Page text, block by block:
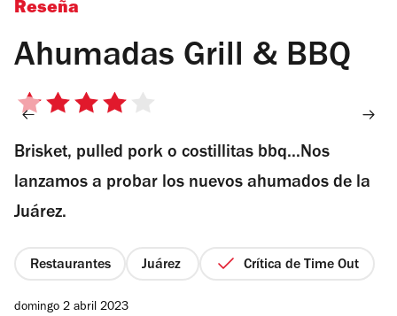
Reseña
Ahumadas Grill & BBQ
4
5
estrellas
Brisket, pulled pork o costillitas bbq...Nos
lanzamos a probar los nuevos ahumados de la
Juárez.
Restaurantes Juárez Crítica de Time Out
domingo 2 abril 2023